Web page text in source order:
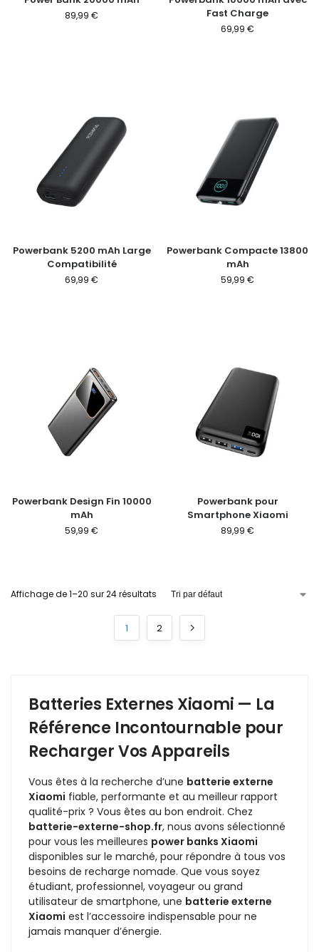
89,99 €
Fast Charge
69,99 €
Powerbank 5200 mAh Large
Compatibilité
69,99 €
Powerbank Compacte 13800
mAh
59,99 €
Powerbank Design Fin 10000
mAh
59,99 €
Powerbank pour
Smartphone Xiaomi
89,99 €
Affichage de 1–20 sur 24 résultats
1 2
Batteries Externes Xiaomi — La
Référence Incontournable pour
Recharger Vos Appareils
Vous êtes à la recherche d’une batterie externe
Xiaomi fiable, performante et au meilleur rapport
qualité-prix ? Vous êtes au bon endroit. Chez
batterie-externe-shop.fr, nous avons sélectionné
pour vous les meilleures power banks Xiaomi
disponibles sur le marché, pour répondre à tous vos
besoins de recharge nomade. Que vous soyez
étudiant, professionnel, voyageur ou grand
utilisateur de smartphone, une batterie externe
Xiaomi est l’accessoire indispensable pour ne
jamais manquer d’énergie.